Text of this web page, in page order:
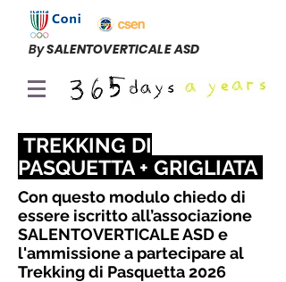
BySALENTOVERTICALE ASD
TREKKING DI
PASQUETTA + GRIGLIATA
Con questo modulo chiedo di
essere iscritto all’associazione
SALENTOVERTICALE ASD e
l'ammissione a partecipare al
Trekking di Pasquetta 2026